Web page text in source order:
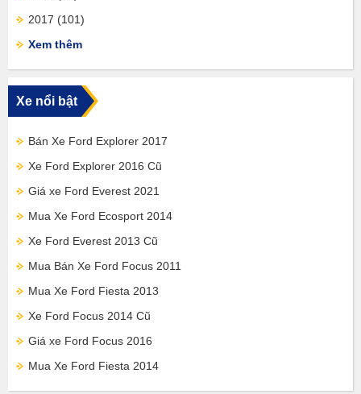
2017 (101)
Xem thêm
Xe nổi bật
Bán Xe Ford Explorer 2017
Xe Ford Explorer 2016 Cũ
Giá xe Ford Everest 2021
Mua Xe Ford Ecosport 2014
Xe Ford Everest 2013 Cũ
Mua Bán Xe Ford Focus 2011
Mua Xe Ford Fiesta 2013
Xe Ford Focus 2014 Cũ
Giá xe Ford Focus 2016
Mua Xe Ford Fiesta 2014